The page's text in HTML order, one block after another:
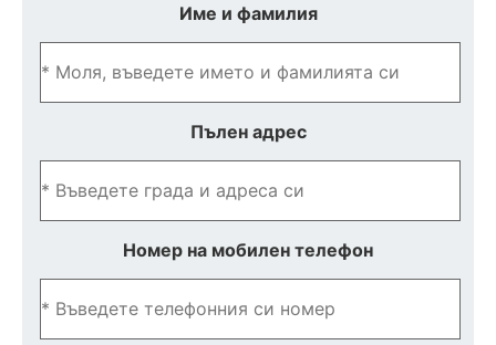
Име и фамилия
Пълен адрес
Номер на мобилен телефон